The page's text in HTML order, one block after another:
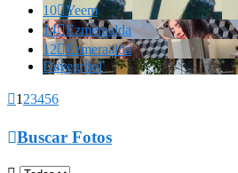
10Yeem
14Ezmeraalda
12Ezmeraalda
Davegrhol
1 23456
Buscar Fotos